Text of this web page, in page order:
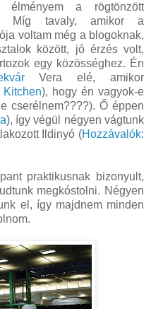
a rögtönzött
Míg tavaly, amikor a
voltam még a blogoknak,
között, jó érzés volt,
egy közösséghez. Én
Vera elé, amikor
), hogy én vagyok-e
cserélnem????). Ő éppen
), így végül négyen vágtunk
Ildinyó (Hozzávalók:
praktikusnak bizonyult,
megkóstolni. Négyen
el, így majdnem minden